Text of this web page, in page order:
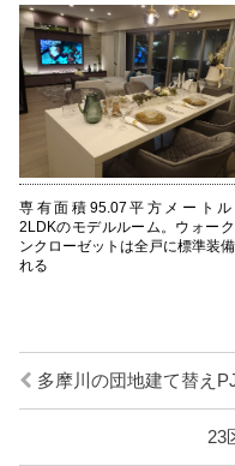
専有面積95.07平方メートル
2LDKのモデルルーム。ウォーク
ンクローゼットは全戸に標準装
れる
多摩川の団地建て替え
23